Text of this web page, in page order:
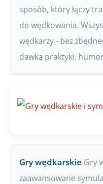
sposób, który łączy
do wędkowania.
wędkarzy - bez
dawką praktyki,
Gry wędkarskie Gry
zaawansowane